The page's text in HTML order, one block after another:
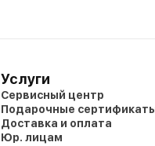
Услуги
Сервисный центр
Подарочные
Доставка и оплата
Юр. лицам